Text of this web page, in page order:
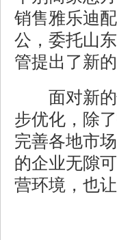
销售雅乐迪
公，委托山
管提出了新的
面对新的
步优化，除
完善各地市
的企业无隙
营环境，也